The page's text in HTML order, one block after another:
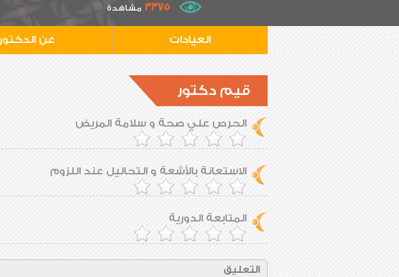
3375 مشاهدة
العيادات عن الدكتور
قيم دكتور
الحرص علي صحة و سلامة المريض
الاستعانة بالأشعة و التحاليل عند اللزوم
المتابعة الدورية